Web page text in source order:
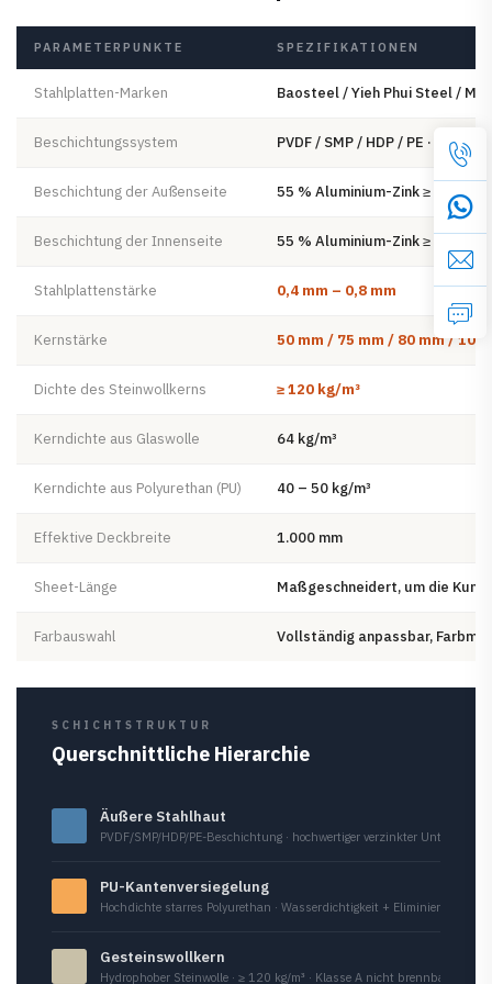
PARAMETERPUNKTE SPEZIFIKATIONEN
Stahlplatten-Marken Baosteel / Yieh Phui Steel / Ma
Beschichtungssystem PVDF / SMP / HDP / PE ·
Beschichtung der Außenseite 55 % Aluminium-Zink ≥ 100 g/
Beschichtung der Innenseite 55 % Aluminium-Zink ≥ 70 g/m²
Stahlplattenstärke 0,4 mm – 0,8 mm
Kernstärke 50 mm / 75 mm / 80 mm /
Dichte des Steinwollkerns ≥ 120 kg/m³
Kerndichte aus Glaswolle 64 kg/m³
Kerndichte aus Polyurethan (PU) 40 – 50 kg/m³
Effektive Deckbreite 1.000 mm
Sheet-Länge Maßgeschneidert, um die
Farbauswahl Vollständig anpassbar,
SCHICHTSTRUKTUR
Querschnittliche Hierarchie
Äußere Stahlhaut
PVDF/SMP/HDP/PE-Beschichtung · hochwertiger verzinkter Untergrund
PU-Kantenversiegelung
Hochdichte starres Polyurethan · Wasserdichtigkeit + Eliminierung von
Gesteinswollkern
Hydrophober Steinwolle · ≥ 120 kg/m³ · Klasse A nicht brennbar ·